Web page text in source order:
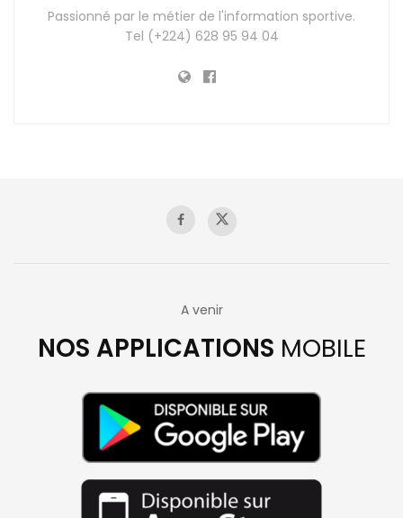
Passionné par le métier de l'information sportive.
Tel (+224) 628 95 94 04
A venir
NOS APPLICATIONS MOBILE